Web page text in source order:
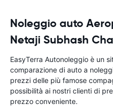
Noleggio auto
Netaji Subhash
EasyTerra Autonoleggio è un
comparazione di auto a
prezzi delle più famose
possibilità ai nostri clienti di
prezzo conveniente.